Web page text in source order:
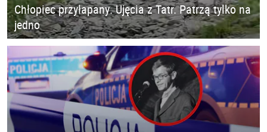
Chłopiec przyłapany. Ujęcia z Tatr. Patrzą tylko na
jedno